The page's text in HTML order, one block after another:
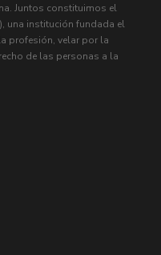
Juntos constituimos el
una institución fundada el
profesión, velar por la
de las personas a la